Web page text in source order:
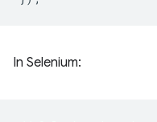
In Selenium: